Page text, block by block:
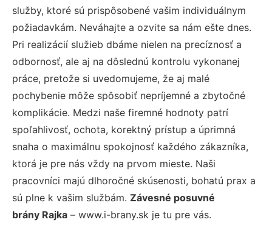
služby, ktoré sú prispôsobené vašim individuálnym
požiadavkám. Neváhajte a ozvite sa nám ešte dnes.
Pri realizácií služieb dbáme nielen na precíznosť a
odbornosť, ale aj na dôslednú kontrolu vykonanej
práce, pretože si uvedomujeme, že aj malé
pochybenie môže spôsobiť nepríjemné a zbytočné
komplikácie. Medzi naše firemné hodnoty patrí
spoľahlivosť, ochota, korektný prístup a úprimná
snaha o maximálnu spokojnosť každého zákazníka,
ktorá je pre nás vždy na prvom mieste. Naši
pracovníci majú dlhoročné skúsenosti, bohatú prax a
sú plne k vašim službám. Závesné posuvné
brány Rajka – www.i-brany.sk je tu pre vás.